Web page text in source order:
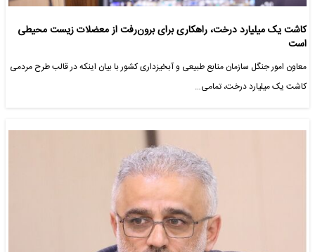
کاشت یک میلیارد درخت، راهکاری برای برون‌رفت از معضلات زیست محیطی
است
معاون امور جنگل سازمان منابع طبیعی و آبخیزداری کشور با بیان اینکه در قالب طرح مردمی
کاشت یک میلیارد درخت، تمامی…